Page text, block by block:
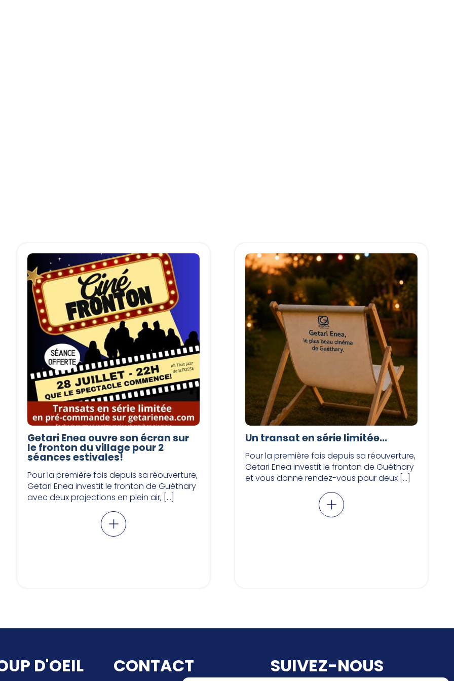
Getari Enea ouvre son écran sur
le fronton du village pour 2
séances estivales!
Pour la première fois depuis sa réouverture,
Getari Enea investit le fronton de Guéthary
avec deux projections en plein air, […]
Un transat en série limitée…
Pour la première fois depuis sa réouverture,
Getari Enea investit le fronton de Guéthary
et vous donne rendez-vous pour deux […]
D'OEIL CONTACT SUIVEZ-NOUS